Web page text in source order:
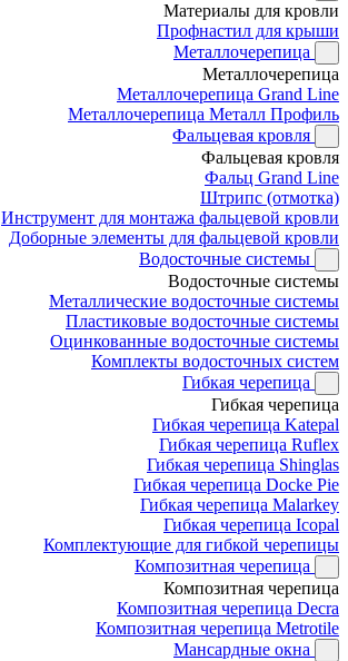
Материалы для кровли
Профнастил для крыши
Металлочерепица
Металлочерепица
Металлочерепица Grand Line
Металлочерепица Металл Профиль
Фальцевая кровля
Фальцевая кровля
Фальц Grand Line
Штрипс (отмотка)
Инструмент для монтажа фальцевой кровли
Доборные элементы для фальцевой кровли
Водосточные системы
Водосточные системы
Металлические водосточные системы
Пластиковые водосточные системы
Оцинкованные водосточные системы
Комплекты водосточных систем
Гибкая черепица
Гибкая черепица
Гибкая черепица Katepal
Гибкая черепица Ruflex
Гибкая черепица Shinglas
Гибкая черепица Docke Pie
Гибкая черепица Malarkey
Гибкая черепица Icopal
Комплектующие для гибкой черепицы
Композитная черепица
Композитная черепица
Композитная черепица Decra
Композитная черепица Metrotile
Мансардные окна